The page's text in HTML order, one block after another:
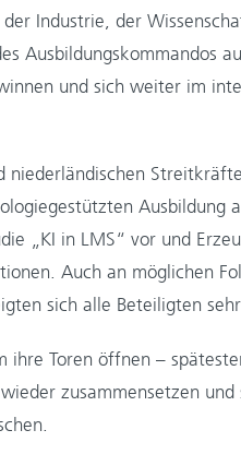
Industrie, der
Ausbildungskommandos
und sich weiter im
Ausbildung
„KI in LMS“ vor und
Auch an möglichen
sich alle Beteiligten
ihre Toren öffnen –
zusammensetzen und